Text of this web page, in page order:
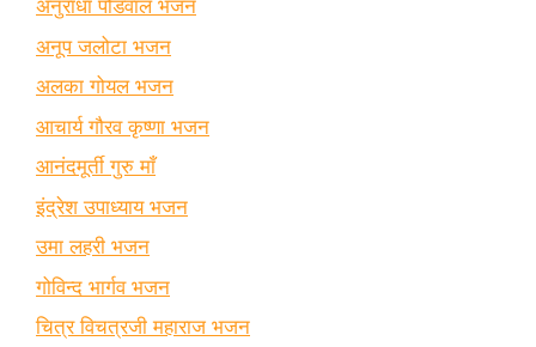
अनुराधा पौडवाल भजन
अनूप जलोटा भजन
अलका गोयल भजन
आचार्य गौरव कृष्णा भजन
आनंदमूर्ती गुरु माँ
इंद्रेश उपाध्याय भजन
उमा लहरी भजन
गोविन्द भार्गव भजन
चित्र विचत्रजी महाराज भजन